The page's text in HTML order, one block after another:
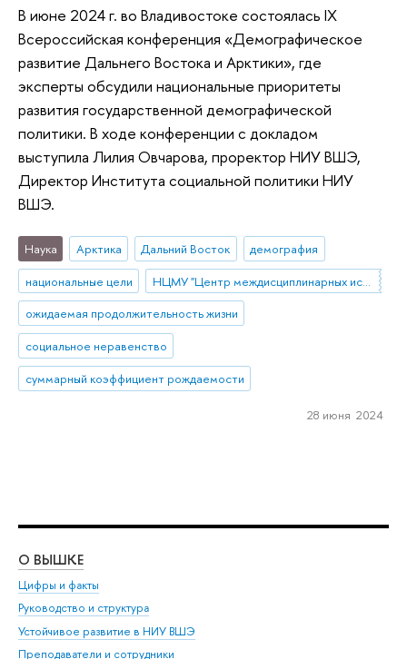
В июне 2024 г. во Владивостоке состоялась IX
Всероссийская конференция «Демографическое
развитие Дальнего Востока и Арктики», где
эксперты обсудили национальные приоритеты
развития государственной демографической
политики. В ходе конференции с докладом
выступила Лилия Овчарова, проректор НИУ ВШЭ,
Директор Института социальной политики НИУ
ВШЭ.
Наука Арктика Дальний Восток
демография
национальные цели
НЦМУ "Центр междисциплинарных исследований человеческого потенциала"
ожидаемая продолжительность жизни
социальное неравенство
суммарный коэффициент рождаемости
28 июня 2024
О ВЫШКЕ
Цифры и факты
Руководство и структура
Устойчивое развитие в НИУ ВШЭ
Преподаватели и сотрудники